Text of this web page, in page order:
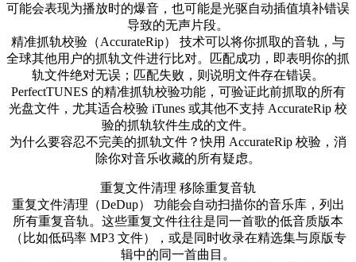
可能会表现为播放时的爆音，也可能是光驱自动插值填补错误
导致的无声片段。
精准抓轨校验（AccurateRip） 技术可以将你抓取的音轨，与
全球其他用户的抓轨文件进行比对。匹配成功，即表明你的抓
轨文件绝对无误；匹配失败，则说明文件存在错误。
PerfectTUNES 的精准抓轨校验功能，可验证此前抓取的所有
光盘文件，尤其适合校验 iTunes 或其他不支持 AccurateRip 校
验的抓轨软件生成的文件。
为什么要容忍不完美的抓轨文件？快用 AccurateRip 校验，消
除你对音乐收藏的所有疑虑。
重复文件清理 移除重复音轨
重复文件清理（DeDup） 功能会自动扫描你的音乐库，列出
所有重复音轨。这些重复文件往往是同一首歌的低音质版本
（比如低码率 MP3 文件），或是同时收录在精选集与原版专
辑中的同一首曲目。